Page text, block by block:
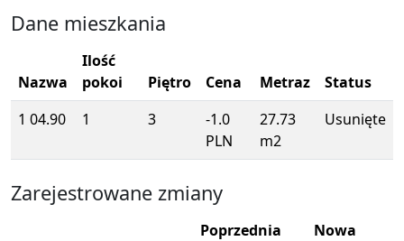
Dane mieszkania
Nazwa
Ilość
pokoi
Piętro Cena Metraz
Status
1 04.90
1 3
-1.0
PLN
27.73
m2
Usunięte
Zarejestrowane zmiany
Poprzednia
Nowa